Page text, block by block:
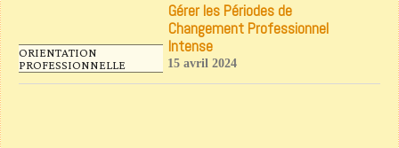
ORIENTATION
PROFESSIONNELLE
Gérer les Périodes de
Changement Professionnel
Intense
15 avril 2024